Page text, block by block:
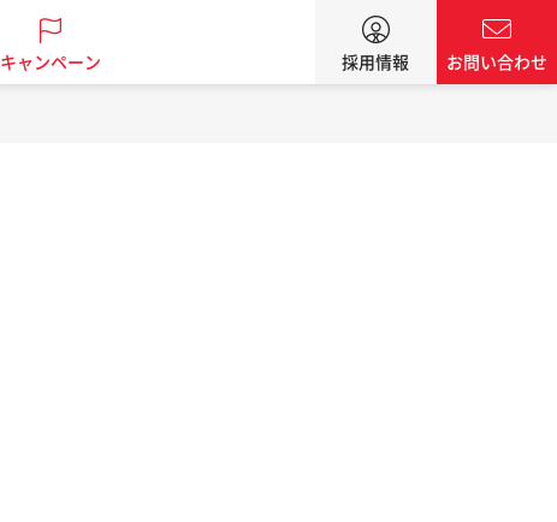
キャンペーン 採用情報 お問い合わせ